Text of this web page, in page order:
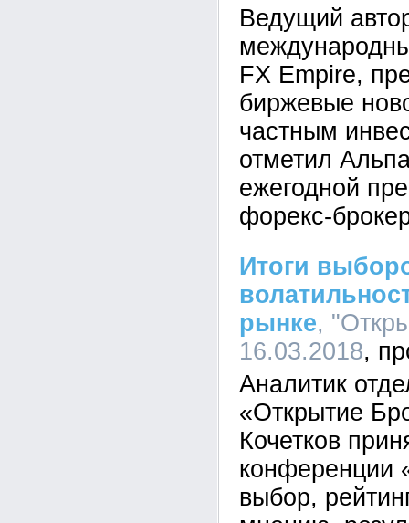
Ведущий
FX Empire,
биржевые
частным
отметил
ежегодной
форекс-
Итоги
рынке,
16.03.2018
Аналитик
«Открытие
Кочетков
конференции
выбор,